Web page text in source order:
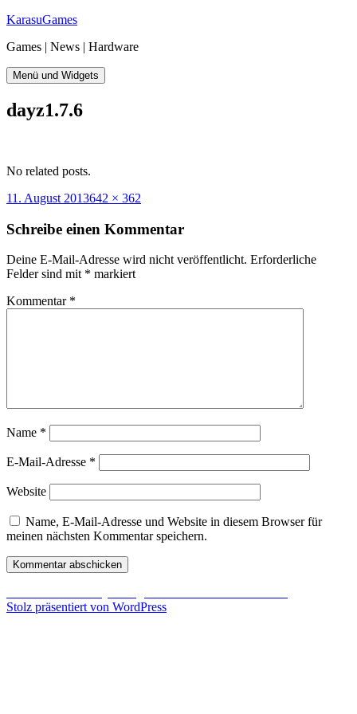
Zum
springen
KarasuGames
Games | News | Hardware
Menü und Widgets
dayz1.7.6
No related posts.
Veröffentlicht
11. August 2013Originalgröße
642 × 362
Schreibe einen Kommentar
Deine E-Mail-Adresse wird nicht veröffentlicht. Erforderliche
Felder sind mit * markiert
Kommentar *
Name *
E-Mail-Adresse *
Website
Name, E-Mail-Adresse und Website in diesem Browser für
meinen nächsten Kommentar speichern.
Beitragsnavigation
Stolz präsentiert von WordPress